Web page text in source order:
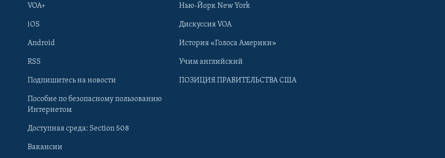
Learning English
VOA+
iOS
Android
RSS
Подпишитесь на новости
Пособие по безопасному пользованию
Интернетом
Доступная среда: Section 508
Вакансии
Нью-Йорк New York
Дискуссия VOA
История «Голоса Америки»
Учим английский
ПОЗИЦИЯ ПРАВИТЕЛЬСТВА США